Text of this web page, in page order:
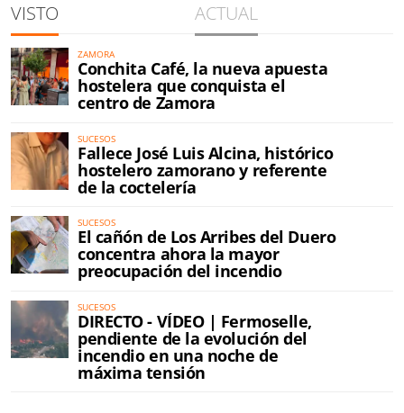
VISTO ACTUAL
ZAMORA
Conchita Café, la nueva apuesta
hostelera que conquista el
centro de Zamora
SUCESOS
Fallece José Luis Alcina, histórico
hostelero zamorano y referente
de la coctelería
SUCESOS
El cañón de Los Arribes del Duero
concentra ahora la mayor
preocupación del incendio
SUCESOS
DIRECTO - VÍDEO | Fermoselle,
pendiente de la evolución del
incendio en una noche de
máxima tensión